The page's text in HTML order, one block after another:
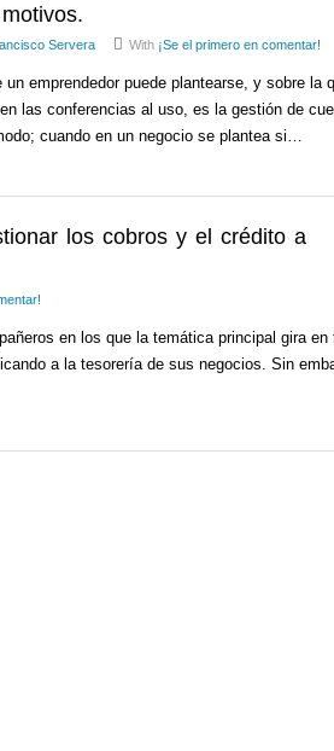
Servera With ¡Se el primero en comentar!
emprendedor puede plantearse, y sobre la
las conferencias al uso, es la gestión de
cuando en un negocio se plantea si…
los cobros y el crédito a
en los que la temática principal gira en
a la tesorería de sus negocios. Sin